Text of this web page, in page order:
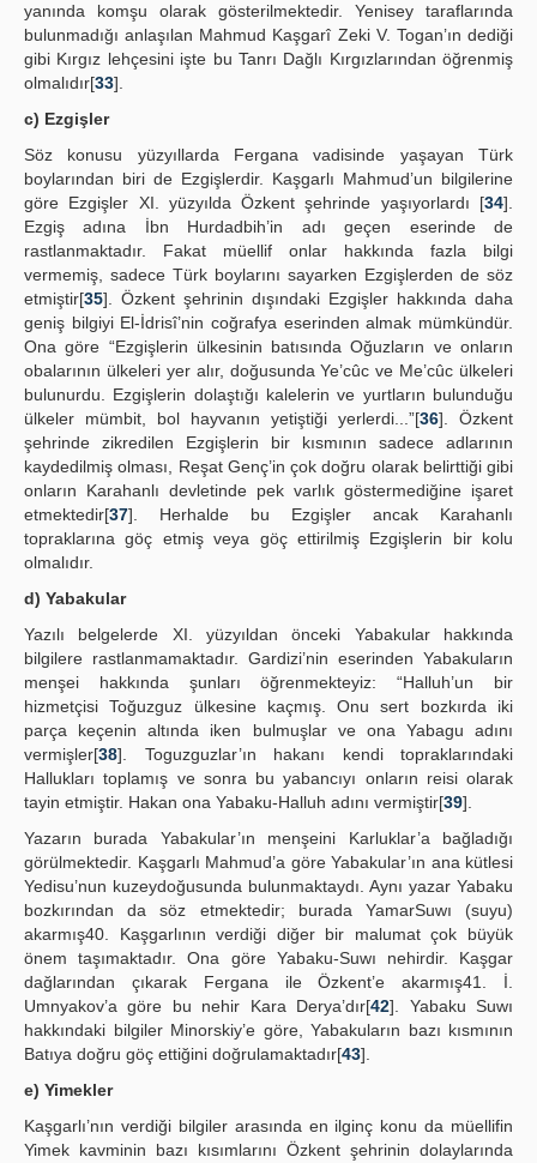
yanında komşu olarak gösterilmektedir. Yenisey taraflarında
bulunmadığı anlaşılan Mahmud Kaşgarî Zeki V. Togan’ın dediği
gibi Kırgız lehçesini işte bu Tanrı Dağlı Kırgızlarından öğrenmiş
olmalıdır[33].
c) Ezgişler
Söz konusu yüzyıllarda Fergana vadisinde yaşayan Türk
boylarından biri de Ezgişlerdir. Kaşgarlı Mahmud’un bilgilerine
göre Ezgişler XI. yüzyılda Özkent şehrinde yaşıyorlardı [34].
Ezgiş adına İbn Hurdadbih’in adı geçen eserinde de
rastlanmaktadır. Fakat müellif onlar hakkında fazla bilgi
vermemiş, sadece Türk boylarını sayarken Ezgişlerden de söz
etmiştir[35]. Özkent şehrinin dışındaki Ezgişler hakkında daha
geniş bilgiyi El-İdrisî’nin coğrafya eserinden almak mümkündür.
Ona göre “Ezgişlerin ülkesinin batısında Oğuzların ve onların
obalarının ülkeleri yer alır, doğusunda Ye’cûc ve Me’cûc ülkeleri
bulunurdu. Ezgişlerin dolaştığı kalelerin ve yurtların bulunduğu
ülkeler mümbit, bol hayvanın yetiştiği yerlerdi...”[36]. Özkent
şehrinde zikredilen Ezgişlerin bir kısmının sadece adlarının
kaydedilmiş olması, Reşat Genç’in çok doğru olarak belirttiği gibi
onların Karahanlı devletinde pek varlık göstermediğine işaret
etmektedir[37]. Herhalde bu Ezgişler ancak Karahanlı
topraklarına göç etmiş veya göç ettirilmiş Ezgişlerin bir kolu
olmalıdır.
d) Yabakular
Yazılı belgelerde XI. yüzyıldan önceki Yabakular hakkında
bilgilere rastlanmamaktadır. Gardizi’nin eserinden Yabakuların
menşei hakkında şunları öğrenmekteyiz: “Halluh’un bir
hizmetçisi Toğuzguz ülkesine kaçmış. Onu sert bozkırda iki
parça keçenin altında iken bulmuşlar ve ona Yabagu adını
vermişler[38]. Toguzguzlar’ın hakanı kendi topraklarındaki
Hallukları toplamış ve sonra bu yabancıyı onların reisi olarak
tayin etmiştir. Hakan ona Yabaku-Halluh adını vermiştir[39].
Yazarın burada Yabakular’ın menşeini Karluklar’a bağladığı
görülmektedir. Kaşgarlı Mahmud’a göre Yabakular’ın ana kütlesi
Yedisu’nun kuzeydoğusunda bulunmaktaydı. Aynı yazar Yabaku
bozkırından da söz etmektedir; burada YamarSuwı (suyu)
akarmış40. Kaşgarlının verdiği diğer bir malumat çok büyük
önem taşımaktadır. Ona göre Yabaku-Suwı nehirdir. Kaşgar
dağlarından çıkarak Fergana ile Özkent’e akarmış41. İ.
Umnyakov’a göre bu nehir Kara Derya’dır[42]. Yabaku Suwı
hakkındaki bilgiler Minorskiy’e göre, Yabakuların bazı kısmının
Batıya doğru göç ettiğini doğrulamaktadır[43].
e) Yimekler
Kaşgarlı’nın verdiği bilgiler arasında en ilginç konu da müellifin
Yimek kavminin bazı kısımlarını Özkent şehrinin dolaylarında